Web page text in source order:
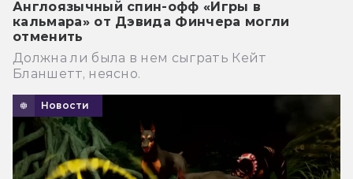
Англоязычный спин-офф «Игры в
кальмара» от Дэвида Финчера могли
отменить
Должна ли была в нем сыграть Кейт
Бланшетт, неясно.
Новости